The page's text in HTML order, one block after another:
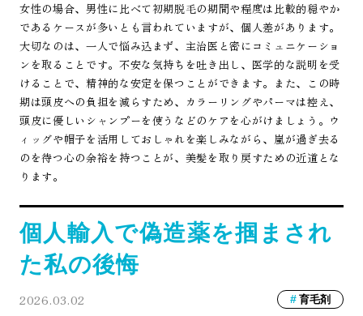
女性の場合、男性に比べて初期脱毛の期間や程度は比較的穏やか
であるケースが多いとも言われていますが、個人差があります。
大切なのは、一人で悩み込まず、主治医と密にコミュニケーショ
ンを取ることです。不安な気持ちを吐き出し、医学的な説明を受
けることで、精神的な安定を保つことができます。また、この時
期は頭皮への負担を減らすため、カラーリングやパーマは控え、
頭皮に優しいシャンプーを使うなどのケアを心がけましょう。ウ
ィッグや帽子を活用しておしゃれを楽しみながら、嵐が過ぎ去る
のを待つ心の余裕を持つことが、美髪を取り戻すための近道とな
ります。
個人輸入で偽造薬を掴まされ
た私の後悔
2026.03.02 育毛剤